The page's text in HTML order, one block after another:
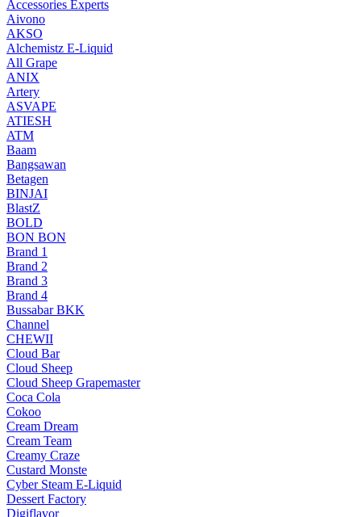
Accessories Experts
Aivono
AKSO
Alchemistz E-Liquid
All Grape
ANIX
Artery
ASVAPE
ATIESH
ATM
Baam
Bangsawan
Betagen
BINJAI
BlastZ
BOLD
BON BON
Brand 1
Brand 2
Brand 3
Brand 4
Bussabar BKK
Channel
CHEWII
Cloud Bar
Cloud Sheep
Cloud Sheep Grapemaster
Coca Cola
Cokoo
Cream Dream
Cream Team
Creamy Craze
Custard Monste
Cyber Steam E-Liquid
Dessert Factory
Digiflavor